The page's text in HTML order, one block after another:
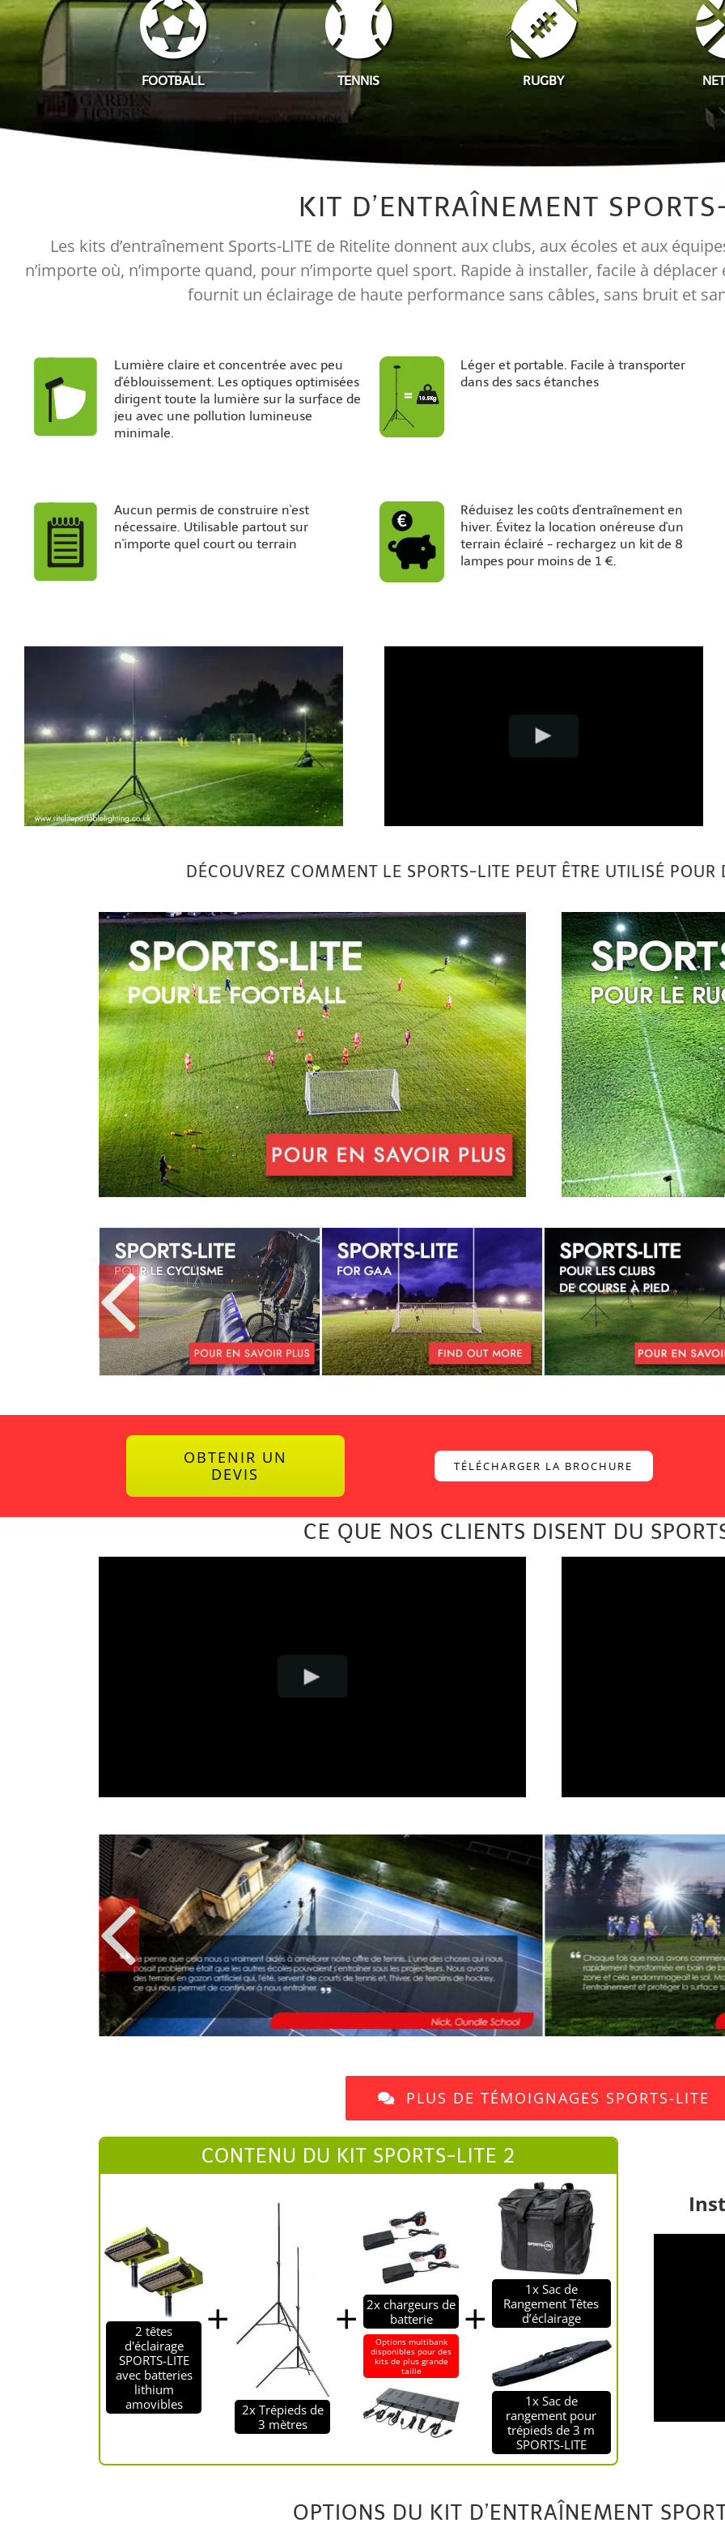
FOOTBALL TENNIS RUGBY
KIT D’ENTRAÎNEMENT
Les kits d’entraînement Sports-LITE de Ritelite donnent aux clubs, aux écoles et aux
n’importe où, n’importe quand, pour n’importe quel sport. Rapide à installer, facile à
fournit un éclairage de haute performance sans câbles, sans bruit et
Lumière claire et concentrée avec peu
d'éblouissement. Les optiques optimisées
dirigent toute la lumière sur la surface de
jeu avec une pollution lumineuse
minimale.
Léger et portable. Facile à transporter
dans des sacs étanches
Aucun permis de construire n'est
nécessaire. Utilisable partout sur
n'importe quel court ou terrain
Réduisez les coûts d'entraînement en
hiver. Évitez la location onéreuse d'un
terrain éclairé - rechargez un kit de 8
lampes pour moins de 1 €.
DÉCOUVREZ COMMENT LE SPORTS-LITE PEUT ÊTRE UTILISÉ POUR
OBTENIR UN
DEVIS
TÉLÉCHARGER LA BROCHURE
CE QUE NOS CLIENTS DISENT DU
PLUS DE TÉMOIGNAGES SPORTS-LITE
CONTENU DU KIT SPORTS-LITE 2
2 têtes
d'éclairage
SPORTS-LITE
avec batteries
lithium
amovibles
2x Trépieds de
3 mètres
2x chargeurs de
batterie
Options multibank
disponibles pour des
kits de plus grande
taille
1x Sac de
Rangement Têtes
d’éclairage
1x Sac de
rangement pour
trépieds de 3 m
SPORTS-LITE
OPTIONS DU KIT D’ENTRAÎNEMENT